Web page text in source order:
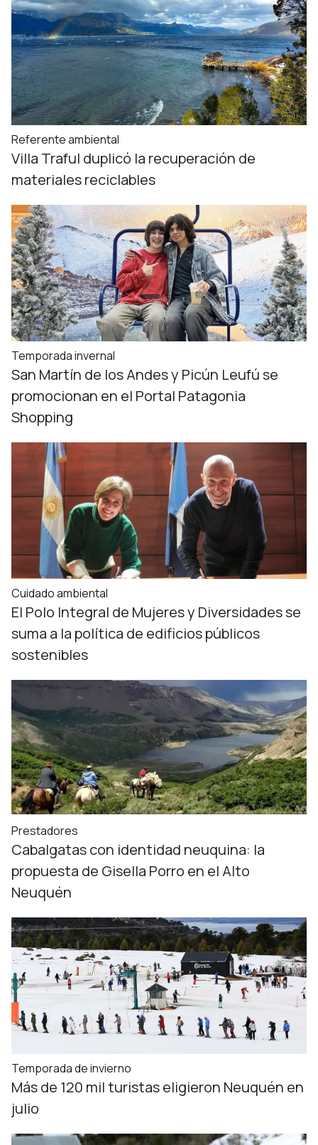
Referente ambiental
Villa Traful duplicó la recuperación de
materiales reciclables
Temporada invernal
San Martín de los Andes y Picún Leufú se
promocionan en el Portal Patagonia
Shopping
Cuidado ambiental
El Polo Integral de Mujeres y Diversidades se
suma a la política de edificios públicos
sostenibles
Prestadores
Cabalgatas con identidad neuquina: la
propuesta de Gisella Porro en el Alto
Neuquén
Temporada de invierno
Más de 120 mil turistas eligieron Neuquén en
julio